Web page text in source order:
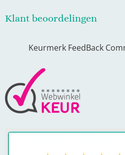
Klant beoordelingen
Keurmerk FeedBack